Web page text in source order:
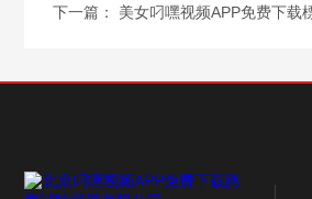
下一篇： 美女叼嘿视频APP免费下载